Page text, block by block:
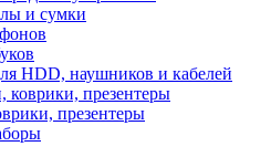
и сумки
HDD, наушников и кабелей
презентеры